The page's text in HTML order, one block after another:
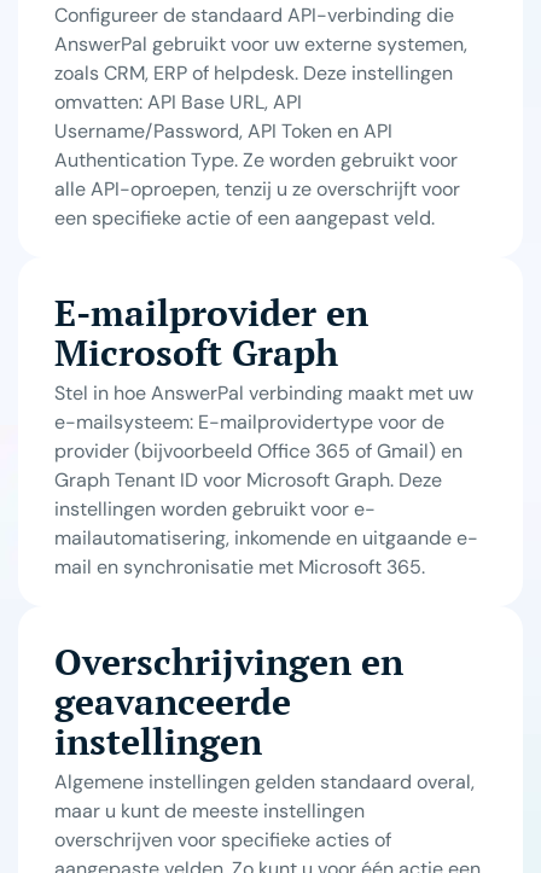
Configureer de standaard API-verbinding die
AnswerPal gebruikt voor uw externe systemen,
zoals CRM, ERP of helpdesk. Deze instellingen
omvatten: API Base URL, API
Username/Password, API Token en API
Authentication Type. Ze worden gebruikt voor
alle API-oproepen, tenzij u ze overschrijft voor
een specifieke actie of een aangepast veld.
E-mailprovider en
Microsoft Graph
Stel in hoe AnswerPal verbinding maakt met uw
e-mailsysteem: E-mailprovidertype voor de
provider (bijvoorbeeld Office 365 of Gmail) en
Graph Tenant ID voor Microsoft Graph. Deze
instellingen worden gebruikt voor e-
mailautomatisering, inkomende en uitgaande e-
mail en synchronisatie met Microsoft 365.
Overschrijvingen en
geavanceerde
instellingen
Algemene instellingen gelden standaard overal,
maar u kunt de meeste instellingen
overschrijven voor specifieke acties of